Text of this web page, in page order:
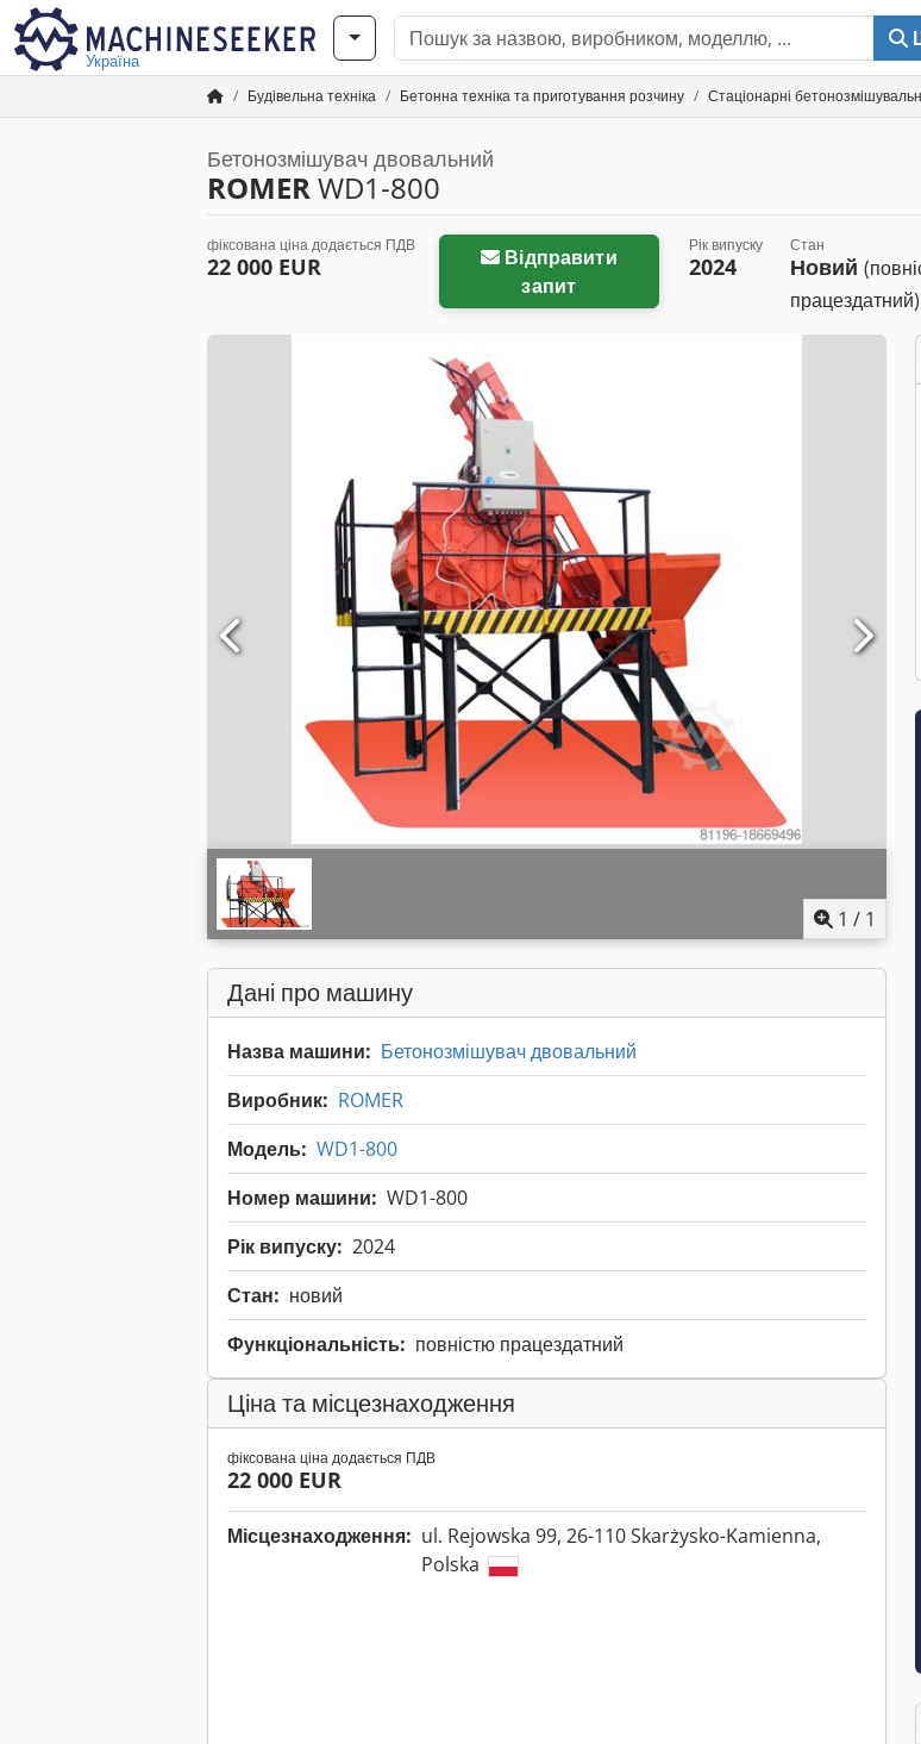
Україна
Будівельна техніка Бетонна техніка та приготування розчину Стаціонарні
Бетонозмішувач двовальний
ROMERWD1-800
фіксована ціна додається ПДВ
22 000 EUR
запит
Рік випуску
2024
Стан
Новий
працездатний)
1 / 1
Дані про машину
Назва машини: Бетонозмішувач двовальний
Виробник: ROMER
Модель: WD1-800
Номер машини: WD1-800
Рік випуску: 2024
Стан: новий
Функціональність: повністю працездатний
Ціна та місцезнаходження
фіксована ціна додається ПДВ
22 000 EUR
Місцезнаходження: ul. Rejowska 99, 26-110 Skarżysko-Kamienna,
Polska